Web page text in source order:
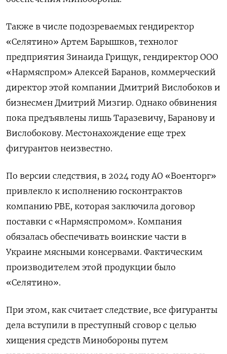
Также в числе подозреваемых гендиректор
«Селятино» Артем Барышков, технолог
предприятия Зинаида Грищук, гендиректор ООО
«Нармяспром» Алексей Баранов, коммерческий
директор этой компании Дмитрий Вислобоков и
бизнесмен Дмитрий Мизгир. Однако обвинения
пока предъявлены лишь Таразевичу, Баранову и
Вислобокову. Местонахождение еще трех
фигурантов неизвестно.
По версии следствия, в 2024 году АО «Военторг»
привлекло к исполнению госконтрактов
компанию РВЕ, которая заключила договор
поставки с «Нармяспромом». Компания
обязалась обеспечивать воинские части в
Украине мясными консервами. Фактическим
производителем этой продукции было
«Селятино».
При этом, как считает следствие, все фигуранты
дела вступили в преступный сговор с целью
хищения средств Минобороны путем